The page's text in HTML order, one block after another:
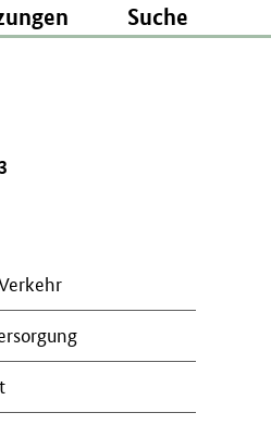
Suche